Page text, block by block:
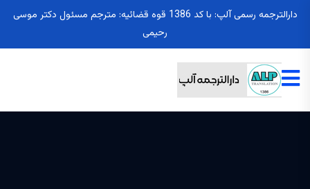
دارالترجمه رسمی آلپ: با کد 1386 قوه قضائیه: مترجم مسئول دکتر موسی
رحیمی